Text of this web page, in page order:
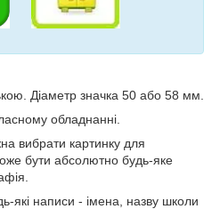
Діаметр значка 50 або 58 мм.
обладнанні.
вибрати картинку для
бути абсолютно будь-яке
які написи - імена, назву школи